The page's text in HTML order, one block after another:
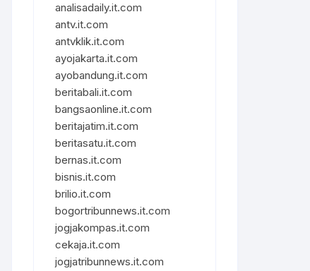
analisadaily.it.com
antv.it.com
antvklik.it.com
ayojakarta.it.com
ayobandung.it.com
beritabali.it.com
bangsaonline.it.com
beritajatim.it.com
beritasatu.it.com
bernas.it.com
bisnis.it.com
brilio.it.com
bogortribunnews.it.com
jogjakompas.it.com
cekaja.it.com
jogjatribunnews.it.com